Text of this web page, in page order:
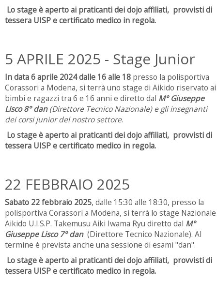
Lo stage è aperto ai praticanti dei dojo affiliati, provvisti di
tessera UISP e certificato medico in regola.
5 APRILE 2025 - Stage Junior
In data 6 aprile 2024 dalle 16 alle 18 presso la polisportiva
Corassori a Modena, si terrà uno stage di Aikido riservato ai
bimbi e ragazzi tra 6 e 16 anni e diretto dal M° Giuseppe
Lisco 8° dan (Direttore Tecnico Nazionale) e gli insegnanti
dei corsi junior del nostro settore.
Lo stage è aperto ai praticanti dei dojo affiliati, provvisti di
tessera UISP e certificato medico in regola.
22 FEBBRAIO 2025
Sabato 22 febbraio 2025, dalle 15:30 alle 18:30, presso la
polisportiva Corassori a Modena, si terrà lo stage Nazionale
Aikido U.I.S.P. Takemusu Aiki Iwama Ryu diretto dal M°
Giuseppe Lisco 7° dan(Direttore Tecnico Nazionale). Al
termine è prevista anche una sessione di esami "dan".
Lo stage è aperto ai praticanti dei dojo affiliati, provvisti di
tessera UISP e certificato medico in regola.